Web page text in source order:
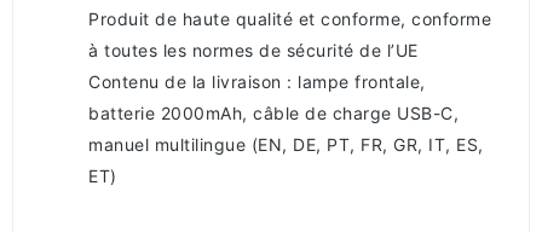
Produit de haute qualité et conforme, conforme
à toutes les normes de sécurité de l’UE
Contenu de la livraison : lampe frontale,
batterie 2000mAh, câble de charge USB-C,
manuel multilingue (EN, DE, PT, FR, GR, IT, ES,
ET)